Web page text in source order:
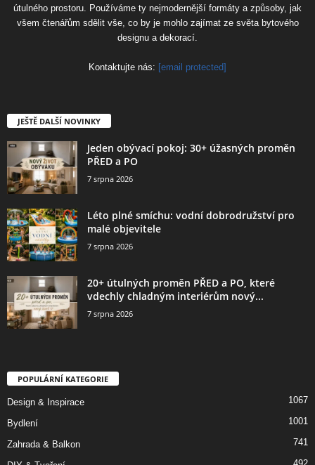
útulného prostoru. Používáme ty nejmodernější formáty a způsoby, jak
všem čtenářům sdělit vše, co by je mohlo zajímat ze světa bytového
designu a dekorací.
Kontaktujte nás: [email protected]
JEŠTĚ DALŠÍ NOVINKY
Jeden obývací pokoj: 30+ úžasných proměn
PŘED a PO
7 srpna 2026
Léto plné smíchu: vodní dobrodružství pro
malé objevitele
7 srpna 2026
20+ útulných proměn PŘED a PO, které
vdechly chladným interiérům nový...
7 srpna 2026
POPULÁRNÍ KATEGORIE
Design & Inspirace 1067
Bydlení 1001
Zahrada & Balkon 741